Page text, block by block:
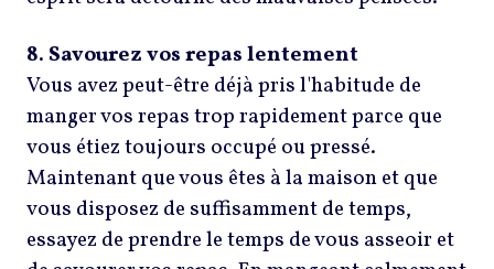
8. Savourez vos repas lentement
Vous avez peut-être déjà pris l'habitude de
manger vos repas trop rapidement parce que
vous étiez toujours occupé ou pressé.
Maintenant que vous êtes à la maison et que
vous disposez de suffisamment de temps,
essayez de prendre le temps de vous asseoir et